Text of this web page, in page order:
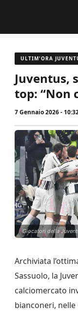
contenuto
ULTIM'ORA
Juventus,
top: “Non
7 Gennaio 2026 -
Giocatori della
Archiviata
Sassuolo, la
calciomercato
bianconeri,